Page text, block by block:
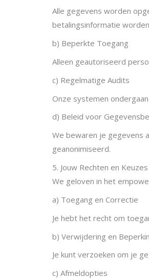
Alle gegevens worden
betalingsinformatie
b) Beperkte Toegang
Alleen geautoriseerd
c) Regelmatige Audits
Onze systemen
d) Beleid voor
We bewaren je gegevens
geanonimiseerd.
5. Jouw Rechten en Keuzes
We geloven in het
a) Toegang en Correctie
Je hebt het recht om
b) Verwijdering en
Je kunt verzoeken om je
c) Afmeldopties